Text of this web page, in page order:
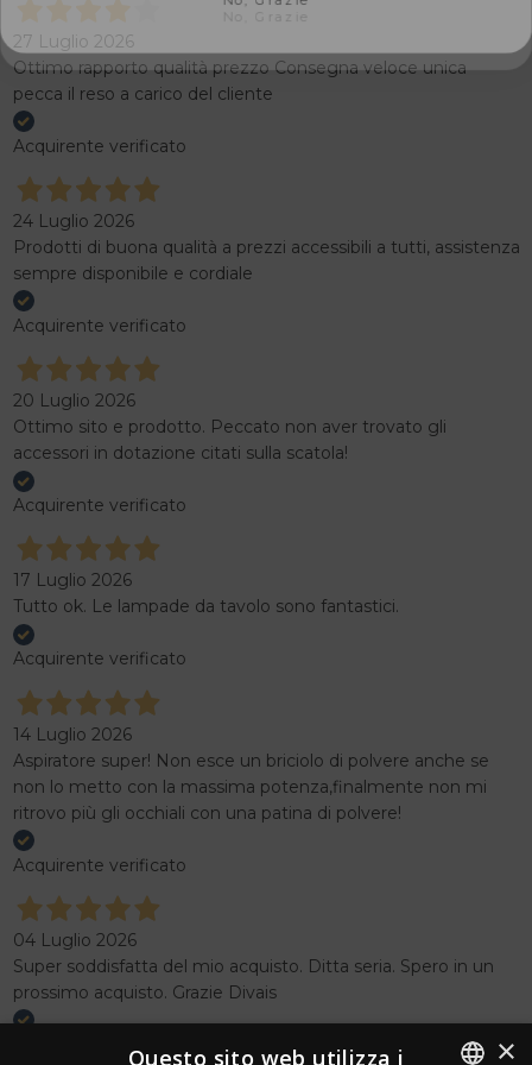
27 Luglio 2026
Ottimo rapporto qualità prezzo Consegna veloce unica
pecca il reso a carico del cliente
Acquirente verificato
24 Luglio 2026
Prodotti di buona qualità a prezzi accessibili a tutti, assistenza
sempre disponibile e cordiale
Acquirente verificato
20 Luglio 2026
Ottimo sito e prodotto. Peccato non aver trovato gli
accessori in dotazione citati sulla scatola!
Acquirente verificato
17 Luglio 2026
Tutto ok. Le lampade da tavolo sono fantastici.
Acquirente verificato
14 Luglio 2026
Aspiratore super! Non esce un briciolo di polvere anche se
non lo metto con la massima potenza,finalmente non mi
ritrovo più gli occhiali con una patina di polvere!
Acquirente verificato
04 Luglio 2026
Super soddisfatta del mio acquisto. Ditta seria. Spero in un
prossimo acquisto. Grazie Divais
×
Questo sito web utilizza i